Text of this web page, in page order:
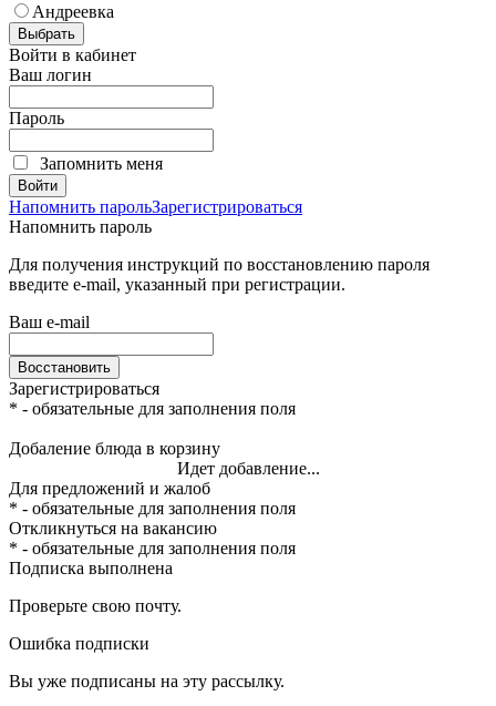
Андреевка
Выбрать
Войти в кабинет
Ваш логин
Пароль
Запомнить меня
Войти
Напомнить парольЗарегистрироваться
Напомнить пароль
Для получения инструкций по восстановлению пароля
введите e-mail, указанный при регистрации.
Ваш e-mail
Восстановить
Зарегистрироваться
* - обязательные для заполнения поля
Добаление блюда в корзину
Идет добавление...
Для предложений и жалоб
* - обязательные для заполнения поля
Откликнуться на вакансию
* - обязательные для заполнения поля
Подписка выполнена
Проверьте свою почту.
Ошибка подписки
Вы уже подписаны на эту рассылку.